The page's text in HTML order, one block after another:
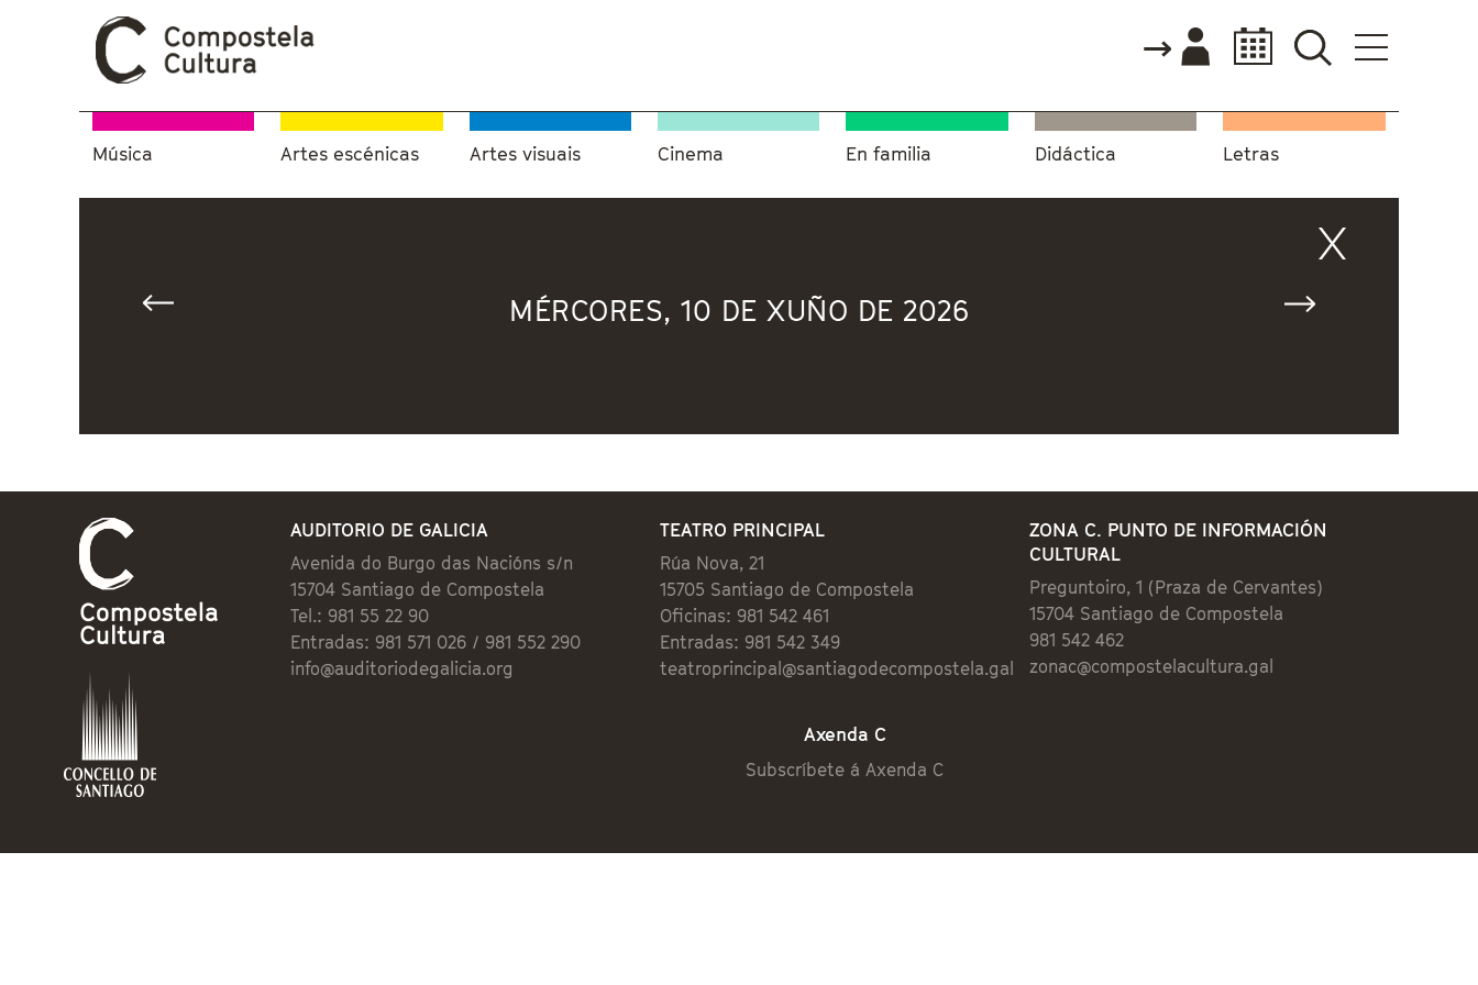
Música Artes escénicas Artes visuais Cinema En familia Didáctica Letras
MÉRCORES, 10 DE XUÑO DE 2026
AUDITORIO DE GALICIA
Avenida do Burgo das Nacións s/n
15704 Santiago de Compostela
Tel.: 981 55 22 90
Entradas: 981 571 026 / 981 552 290
info@auditoriodegalicia.org
TEATRO PRINCIPAL
Rúa Nova, 21
15705 Santiago de Compostela
Oficinas: 981 542 461
Entradas: 981 542 349
teatroprincipal@santiagodecompostela.gal
ZONA C. PUNTO DE INFORMACIÓN
CULTURAL
Preguntoiro, 1 (Praza de Cervantes)
15704 Santiago de Compostela
981 542 462
zonac@compostelacultura.gal
Axenda C
Subscríbete á Axenda C